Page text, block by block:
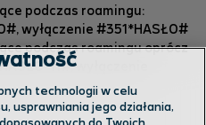
podczas roamingu:
wyłączenie #351*HASŁO#
podczas roamingu oprócz
wyłączenie
technologii w celu
usprawniania jego działania,